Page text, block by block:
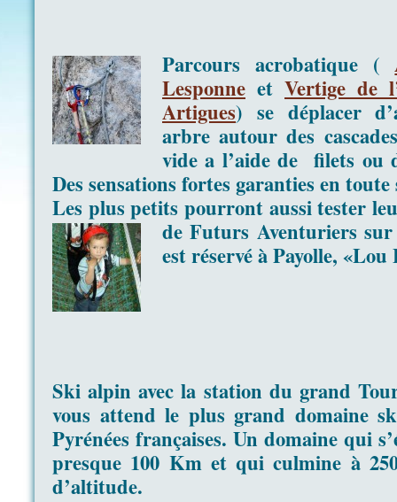
Parcours acrobatique (
Lesponne et Vertige de
Artigues) se déplacer
arbre autour des
vide a l’aide de filets ou
Des sensations fortes garanties en
Les plus petits pourront aussi tester
de Futurs Aventuriers
est réservé à Payolle,
Ski alpin avec la station du grand
vous attend le plus grand domaine
Pyrénées françaises. Un domaine qui
presque 100 Km et qui culmine à
d’altitude.